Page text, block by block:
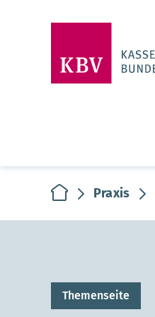
zur Startseite
Praxis
Themenseite